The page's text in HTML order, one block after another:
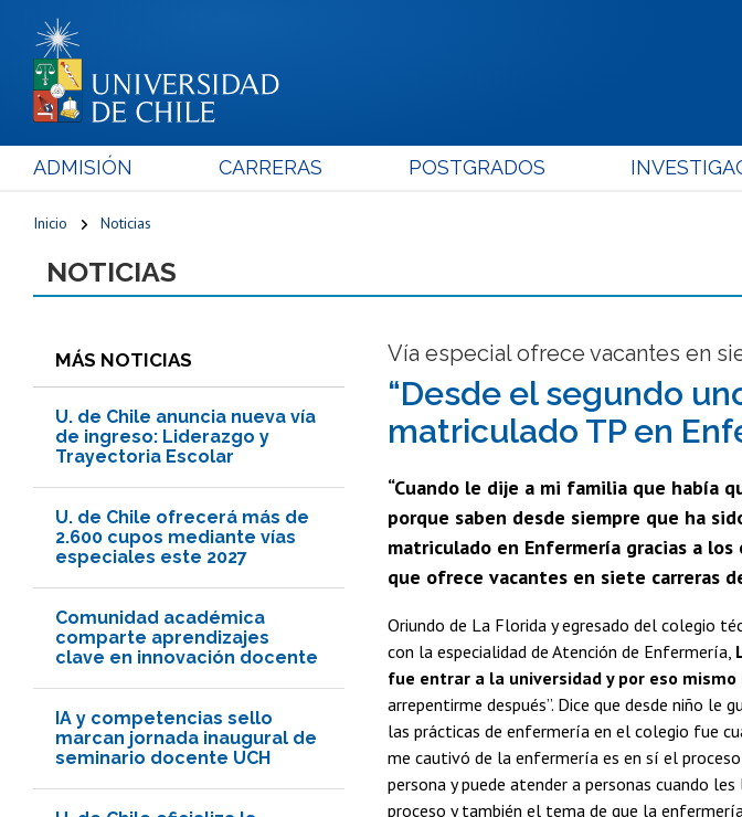
ADMISIÓN CARRERAS POSTGRADOS
Inicio Noticias
NOTICIAS
MÁS NOTICIAS
U. de Chile anuncia nueva vía
de ingreso: Liderazgo y
Trayectoria Escolar
U. de Chile ofrecerá más de
2.600 cupos mediante vías
especiales este 2027
Comunidad académica
comparte aprendizajes
clave en innovación docente
IA y competencias sello
marcan jornada inaugural de
seminario docente UCH
Vía especial ofrece vacantes en
“Desde el segundo
matriculado TP en
“Cuando le dije a mi familia que había
porque saben desde siempre que ha
matriculado en Enfermería gracias a
que ofrece vacantes en siete carreras
Oriundo de La Florida y egresado del colegio
con la especialidad de Atención de Enfermería,
fue entrar a la universidad y por eso
arrepentirme después”. Dice que desde niño
las prácticas de enfermería en el colegio fue
me cautivó de la enfermería es en sí el
persona y puede atender a personas cuando
proceso y también el tema de que la